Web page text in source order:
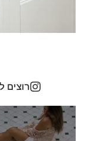
רוצים
, עליתי על בגדי